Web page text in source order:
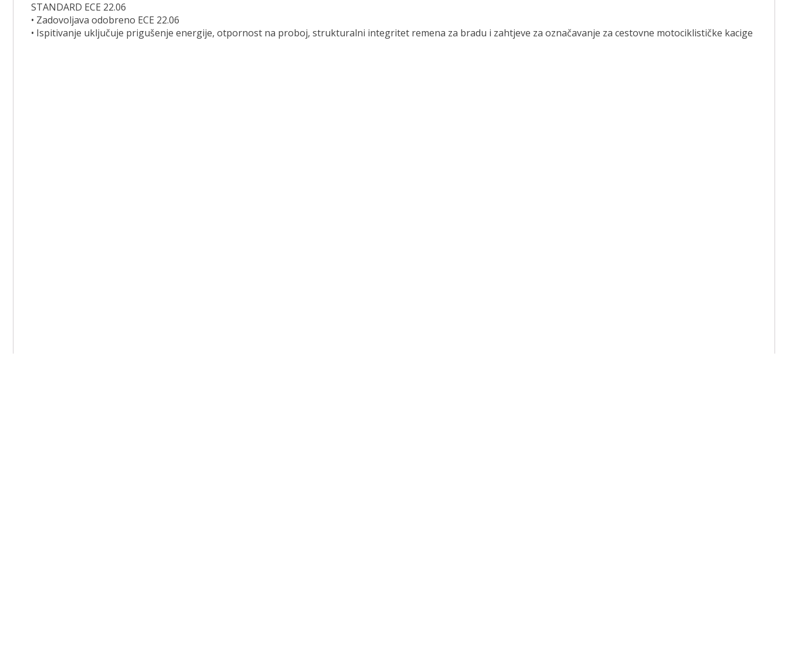
STANDARD ECE 22.06
• Zadovoljava odobreno ECE 22.06
• Ispitivanje uključuje prigušenje energije, otpornost na proboj, strukturalni integritet remena za bradu i zahtjeve za označavanje za cestovne motociklističke kacige